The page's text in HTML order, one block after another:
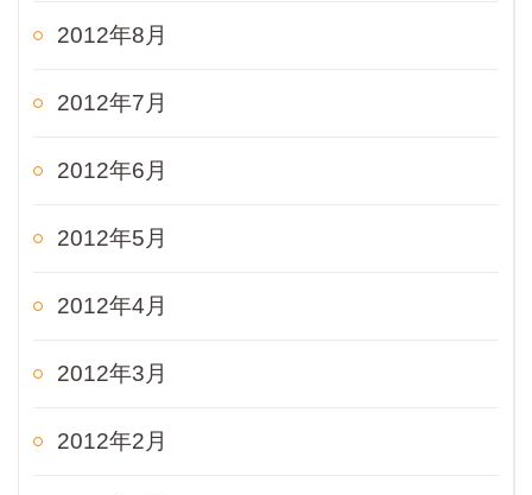
2012年8月
2012年7月
2012年6月
2012年5月
2012年4月
2012年3月
2012年2月